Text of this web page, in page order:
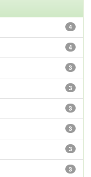
4
4
3
3
3
3
3
3